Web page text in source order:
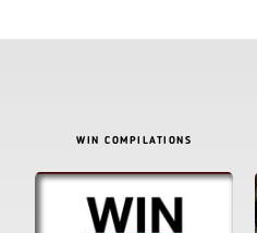
WIN COMPILATIONS